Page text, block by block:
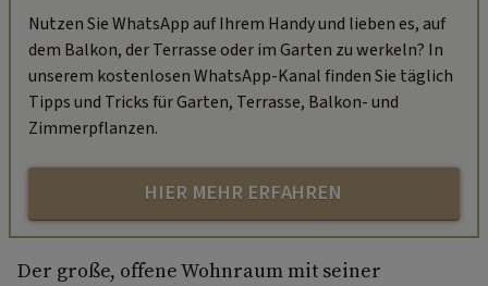
Nutzen Sie WhatsApp auf Ihrem Handy und lieben es, auf
dem Balkon, der Terrasse oder im Garten zu werkeln? In
unserem kostenlosen WhatsApp-Kanal finden Sie täglich
Tipps und Tricks für Garten, Terrasse, Balkon- und
Zimmerpflanzen.
HIER MEHR ERFAHREN
Der große, offene Wohnraum mit seiner